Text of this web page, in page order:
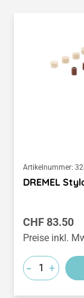
Artikelnummer:
DREMEL
Regulärer
CHF 83.50
Preise inkl.
- +